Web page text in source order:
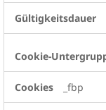
_fbp